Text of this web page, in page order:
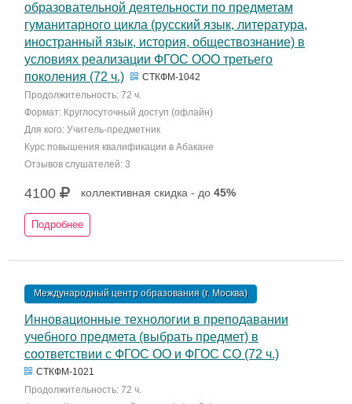
образовательной деятельности по предметам
гуманитарного цикла (русский язык, литература,
иностранный язык, история, обществознание) в
условиях реализации ФГОС ООО третьего
поколения (72 ч.)
СТКФМ-1042
Продолжительность: 72 ч.
Формат: Круглосуточный доступ (офлайн)
Для кого: Учитель-предметник
Курс повышения квалификации в Абакане
Отзывов слушателей: 3
4100 коллективная скидка - до 45%
Подробнее
Международный центр образования (г. Москва)
Инновационные технологии в преподавании
учебного предмета (выбрать предмет) в
соответствии с ФГОС ОО и ФГОС СО (72 ч.)
СТКФМ-1021
Продолжительность: 72 ч.